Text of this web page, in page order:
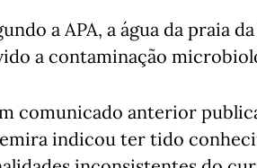
a APA, a água da praia
a contaminação
comunicado anterior
indicou ter tido